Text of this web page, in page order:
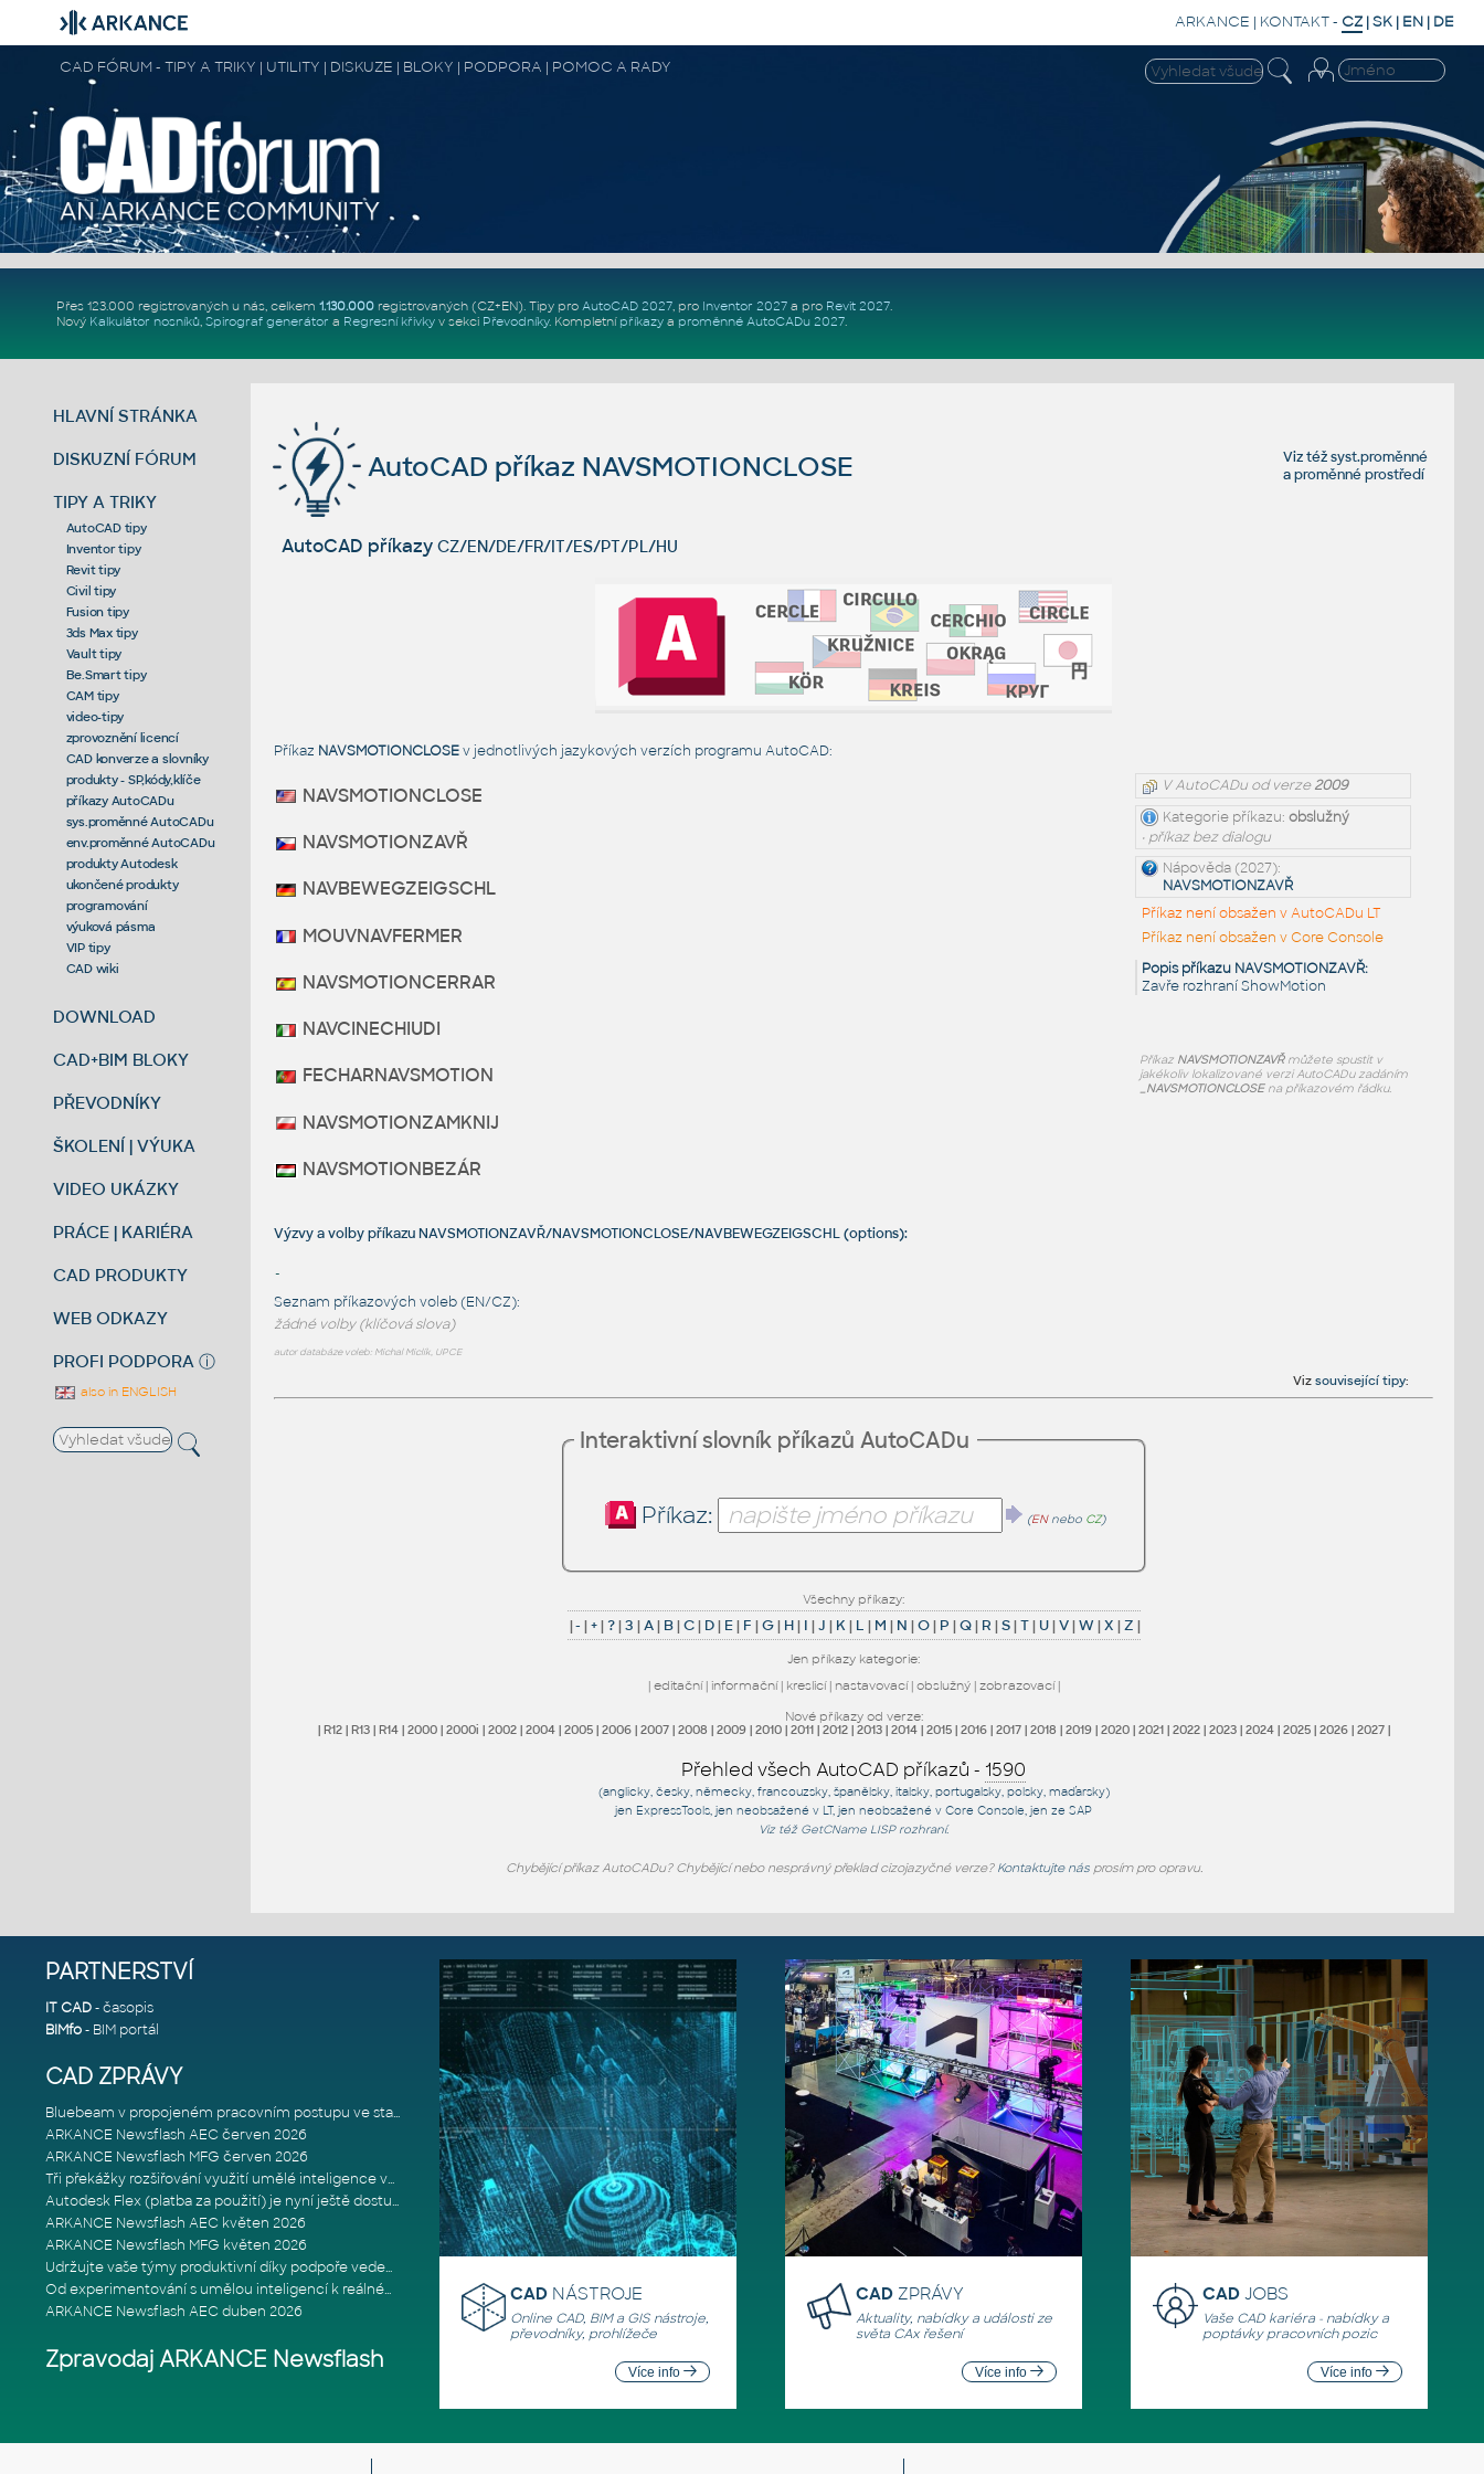
ARKANCE | KONTAKT- CZ |SK | EN | DE
CAD FÓRUM - TIPY A TRIKY | UTILITY | DISKUZE | BLOKY | PODPORA | POMOC A RADY
Přes 123.000 registrovaných u nás, celkem 1.130.000registrovaných (CZ+EN). Tipy pro AutoCAD 2027, pro Inventor 2027a pro Revit 2027.
Nový Kalkulátor nosníků, Spirograf generátor a Regresní křivkyv sekci Převodníky. Kompletní příkazya proměnné AutoCADu 2027.
HLAVNÍ STRÁNKA
DISKUZNÍ FÓRUM
TIPY A TRIKY
AutoCAD tipy
Inventor tipy
Revit tipy
Civil tipy
Fusion tipy
3ds Max tipy
Vault tipy
Be.Smart tipy
CAM tipy
video-tipy
zprovoznění licencí
CAD konverze a slovníky
produkty - SP,kódy,klíče
příkazy AutoCADu
sys.proměnné AutoCADu
env.proměnné AutoCADu
produkty Autodesk
ukončené produkty
programování
výuková pásma
VIP tipy
CAD wiki
DOWNLOAD
CAD+BIM BLOKY
PŘEVODNÍKY
ŠKOLENÍ | VÝUKA
VIDEO UKÁZKY
PRÁCE | KARIÉRA
CAD PRODUKTY
WEB ODKAZY
PROFI PODPORA ⓘ
also in ENGLISH
Viz téžsyst.proměnné
aproměnné prostředí
AutoCAD příkaz NAVSMOTIONCLOSE
AutoCAD příkazy CZ/EN/DE/FR/IT/ES/PT/PL/HU
Příkaz NAVSMOTIONCLOSEv jednotlivých jazykových verzích programu AutoCAD:
V AutoCADu od verze2009
Kategorie příkazu:obslužný
• příkaz bez dialogu
Nápověda (2027):
NAVSMOTIONZAVŘ
Příkaz není obsažen v AutoCADu LT
Příkaz není obsažen v Core Console
Popis příkazu NAVSMOTIONZAVŘ:
Zavře rozhraní ShowMotion
Příkaz NAVSMOTIONZAVŘmůžete spustit v
jakékoliv lokalizované verzi AutoCADu zadáním
_NAVSMOTIONCLOSEna příkazovém řádku.
NAVSMOTIONCLOSE
NAVSMOTIONZAVŘ
NAVBEWEGZEIGSCHL
MOUVNAVFERMER
NAVSMOTIONCERRAR
NAVCINECHIUDI
FECHARNAVSMOTION
NAVSMOTIONZAMKNIJ
NAVSMOTIONBEZÁR
Výzvy a volby příkazu NAVSMOTIONZAVŘ/NAVSMOTIONCLOSE/NAVBEWEGZEIGSCHL (options):
-
Seznam příkazových voleb (EN/CZ):
žádné volby (klíčová slova)
autor databáze voleb: Michal Miclík, UPCE
Vizsouvisející tipy:
Interaktivní slovník příkazů AutoCADu
Příkaz: (ENnebo CZ)
Všechny příkazy:
|- |+|?|3 |A| B|C| D| E| F |G| H| I |J | K| L | M | N |O| P |Q| R |S|T| U|V|W|X |Z |
Jen příkazy kategorie:
| editační| informační| kreslicí| nastavovací| obslužný| zobrazovací|
Nové příkazy od verze:
| R12| R13| R14| 2000| 2000i | 2002| 2004| 2005| 2006| 2007| 2008 | 2009| 2010| 2011| 2012| 2013| 2014| 2015| 2016| 2017| 2018 | 2019| 2020| 2021| 2022| 2023| 2024| 2025| 2026| 2027|
Přehled všech AutoCAD příkazů - 1590
(anglicky, česky, německy, francouzsky, španělsky, italsky, portugalsky, polsky, maďarsky)
jen ExpressTools, jenneobsažené v LT, jenneobsažené v Core Console, jenze SAP
Viz též GetCName LISP rozhraní.
Chybějící příkaz AutoCADu? Chybějící nebo nesprávný překlad cizojazyčné verze? Kontaktujte násprosím pro opravu.
PARTNERSTVÍ
IT CAD- časopis
BIMfo- BIM portál
CAD ZPRÁVY
Bluebeam v propojeném pracovním postupu ve stavebnictví: Proč je int
ARKANCE Newsflash AEC červen 2026
ARKANCE Newsflash MFG červen 2026
Tři překážky rozšiřování využití umělé inteligence ve stavebním prům
Autodesk Flex (platba za použití) je nyní ještě dostupnější
ARKANCE Newsflash AEC květen 2026
ARKANCE Newsflash MFG květen 2026
Udržujte vaše týmy produktivní díky podpoře vedené odborníky
Od experimentování s umělou inteligencí k reálnému dopadu na podniká
ARKANCE Newsflash AEC duben 2026
Zpravodaj ARKANCE Newsflash
CAD NÁSTROJE
Online CAD, BIM a GIS nástroje,
převodníky, prohlížeče
Více info
CAD ZPRÁVY
Aktuality, nabídky a události ze
světa CAx řešení
Více info
CADJOBS
Vaše CAD kariéra - nabídky a
poptávky pracovních pozic
Více info